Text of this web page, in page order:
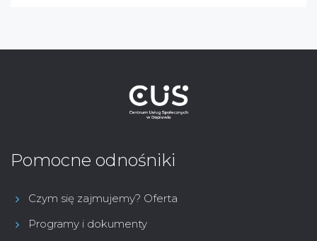
Pomocne odnośniki
Czym się zajmujemy? Oferta
Programy i dokumenty